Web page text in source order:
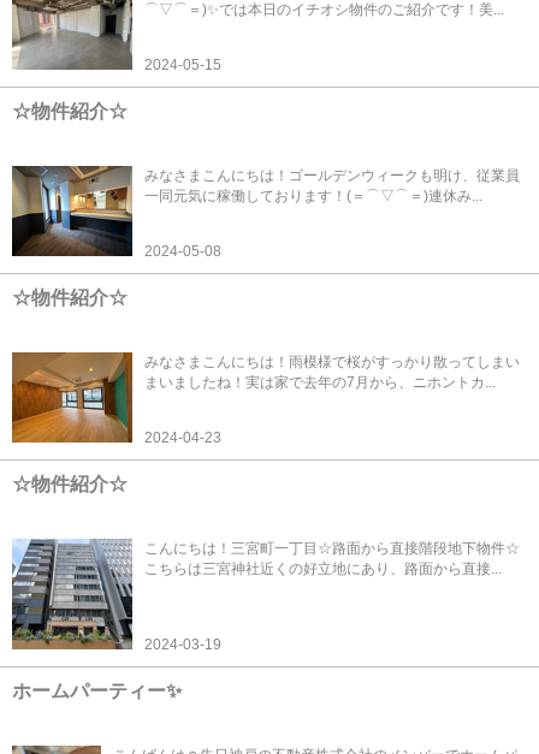
⌒▽⌒＝)✨では本日のイチオシ物件のご紹介です！美...
2024-05-15
☆物件紹介☆
みなさまこんにちは！ゴールデンウィークも明け、従業員
一同元気に稼働しております！(＝⌒▽⌒＝)連休み...
2024-05-08
☆物件紹介☆
みなさまこんにちは！雨模様で桜がすっかり散ってしまい
まいましたね！実は家で去年の7月から、ニホントカ...
2024-04-23
☆物件紹介☆
こんにちは！三宮町一丁目☆路面から直接階段地下物件☆
こちらは三宮神社近くの好立地にあり、路面から直接...
2024-03-19
ホームパーティー✨